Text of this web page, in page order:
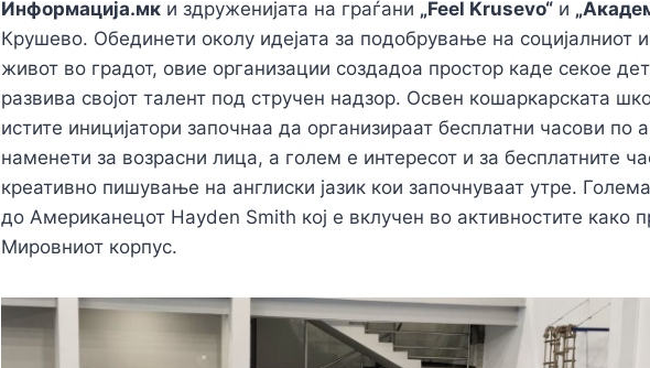
Информација.мк и здруженијата на граѓани „Feel Krusevo“ и
Крушево. Обединети околу идејата за подобрување на социјалниот
живот во градот, овие организации создадоа простор каде секое
развива својот талент под стручен надзор. Освен кошаркарската
истите иницијатори започнаа да организираат бесплатни часови по
наменети за возрасни лица, а голем е интересот и за бесплатните
креативно пишување на англиски јазик кои започнуваат утре.
до Американецот Hayden Smith кој е вклучен во активностите како
Мировниот корпус.